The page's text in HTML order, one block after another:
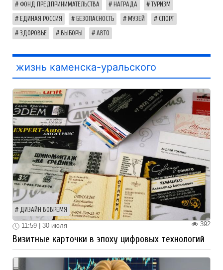
ФОНД ПРЕДПРИНИМАТЕЛЬСТВА НАГРАДА ТУРИЗМ
ЕДИНАЯ РОССИЯ БЕЗОПАСНОСТЬ МУЗЕЙ СПОРТ
ЗДОРОВЬЕ ВЫБОРЫ АВТО
жизнь каменска-уральского
ДИЗАЙН ВОВРЕМЯ
392
11:59 | 30 июля
Визитные карточки в эпоху цифровых технологий